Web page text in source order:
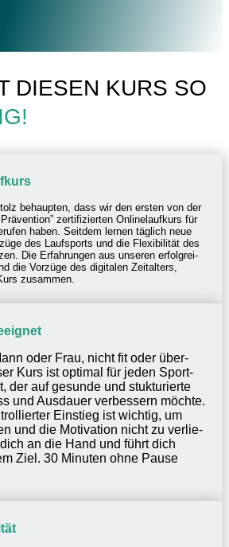
DIESEN KURS SO
behaup­ten, dass wir den ersten von der
zerti­fi­zier­ten Online­lauf­kurs für
haben. Seit­dem lernen täglich neue
des Lauf­sports und die Flexi­bi­li­tät des
Die Erfah­run­gen aus unse­ren erfolg­rei­
die Vorzüge des digi­ta­len Zeit­al­ters,
zusammen.
oder Frau, nicht fit oder über­
Kurs ist opti­mal für jeden Sport­
der auf gesunde und stuk­tu­rierte
und Ausdauer verbes­sern möchte.
Einstieg ist wich­tig, um
und die Moti­va­tion nicht zu verlie­
an die Hand und führt dich
Ziel. 30 Minu­ten ohne Pause